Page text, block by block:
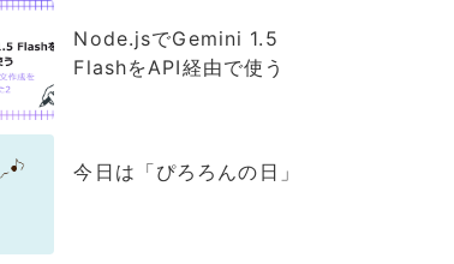
Node.jsでGemini 1.5
FlashをAPI経由で使う
今日は「ぴろろんの日」